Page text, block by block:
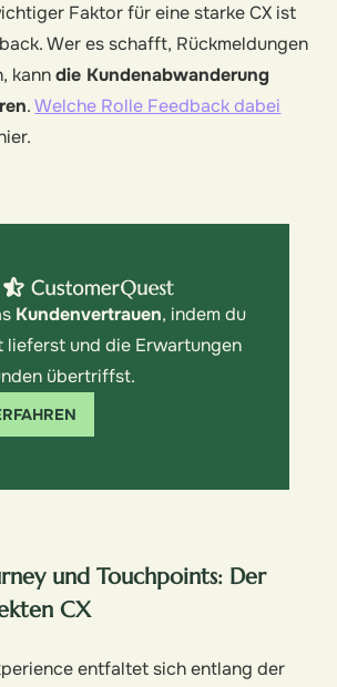
Faktor für eine starke CX ist
Wer es schafft, Rückmeldungen
kanndie Kundenabwanderung
.Welche Rolle Feedback dabei
Kundenvertrauen, indem du
lieferst und die Erwartungen
übertriffst.
und Touchpoints: Der
CX
entfaltet sich entlang der